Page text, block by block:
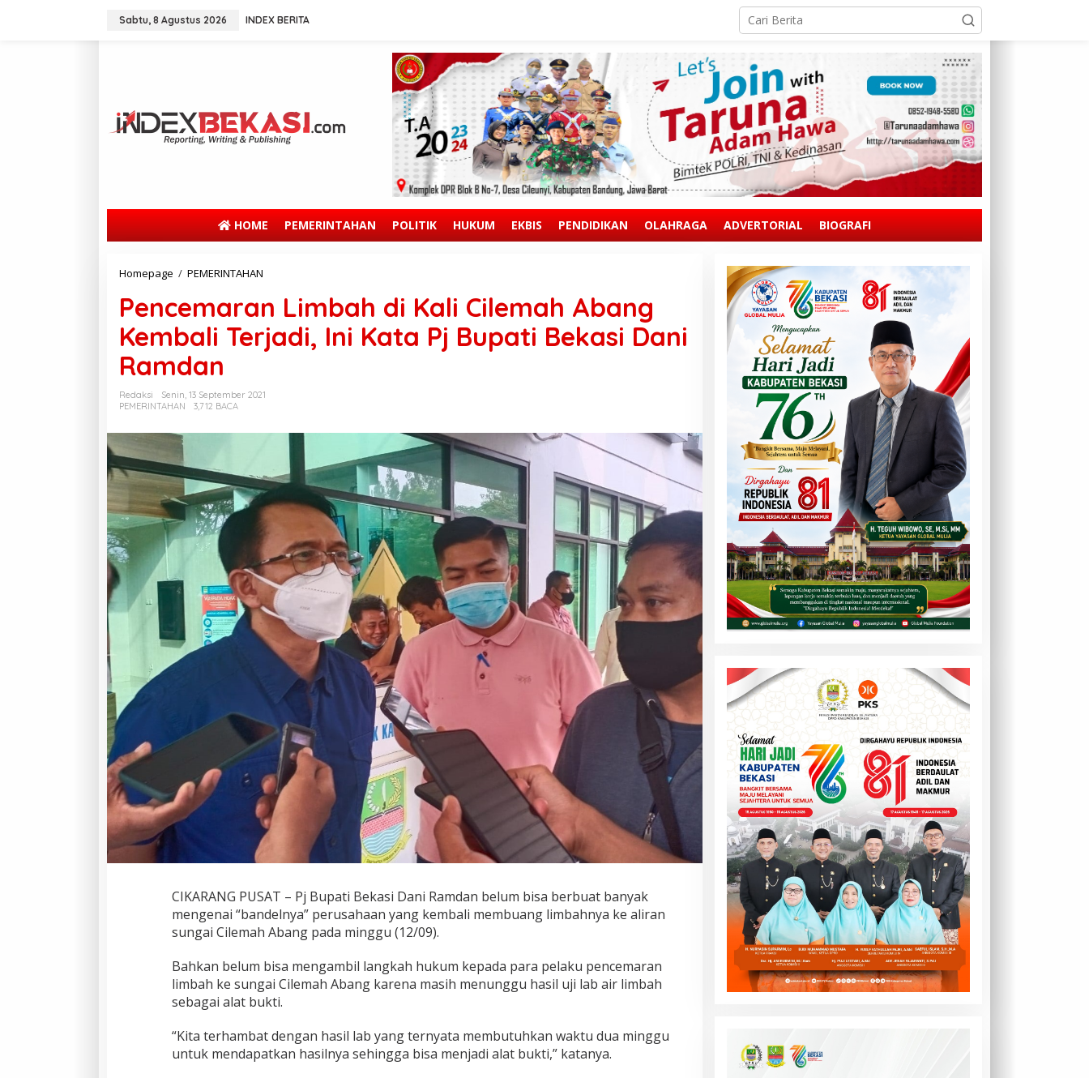
Sabtu, 8 Agustus 2026 INDEX BERITA
HOME PEMERINTAHAN POLITIK HUKUM EKBIS PENDIDIKAN OLAHRAGA ADVERTORIAL BIOGRAFI
Homepage / PEMERINTAHAN
Pencemaran Limbah di Kali Cilemah Abang
Kembali Terjadi, Ini Kata Pj Bupati Bekasi Dani
Ramdan
Redaksi
Senin, 13 September 2021
PEMERINTAHAN
3,712 BACA
CIKARANG PUSAT – Pj Bupati Bekasi Dani Ramdan belum bisa berbuat banyak
mengenai “bandelnya” perusahaan yang kembali membuang limbahnya ke aliran
sungai Cilemah Abang pada minggu (12/09).
Bahkan belum bisa mengambil langkah hukum kepada para pelaku pencemaran
limbah ke sungai Cilemah Abang karena masih menunggu hasil uji lab air limbah
sebagai alat bukti.
“Kita terhambat dengan hasil lab yang ternyata membutuhkan waktu dua minggu
untuk mendapatkan hasilnya sehingga bisa menjadi alat bukti,” katanya.